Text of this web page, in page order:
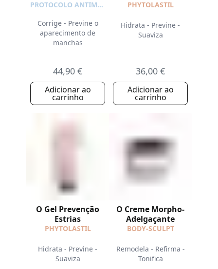
Stick Protetor PROTOCOLO ANTIMANCHAS
Corrige - Previne o
aparecimento de
manchas
44,90 €
Adicionar ao
carrinho
PHYTOLASTIL
Hidrata - Previne -
Suaviza
36,00 €
Adicionar ao
carrinho
O Gel Prevenção
Estrias
PHYTOLASTIL
Hidrata - Previne -
Suaviza
O Creme Morpho-
Adelgaçante
BODY-SCULPT
Remodela - Refirma -
Tonifica